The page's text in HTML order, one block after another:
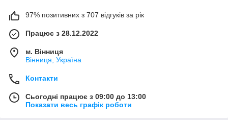
97% позитивних з 707 відгуків за рік
Працює з 28.12.2022
м. Вінниця
Вінниця, Україна
Контакти
Сьогодні працює з 09:00 до 13:00
Показати весь графік роботи